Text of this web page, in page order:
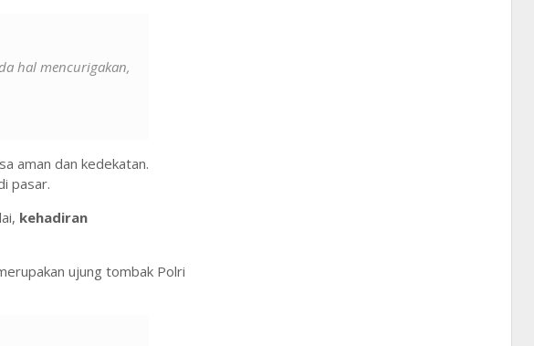
hal mencurigakan,
aman dan kedekatan.
pasar.
kehadiran
ujung tombak Polri